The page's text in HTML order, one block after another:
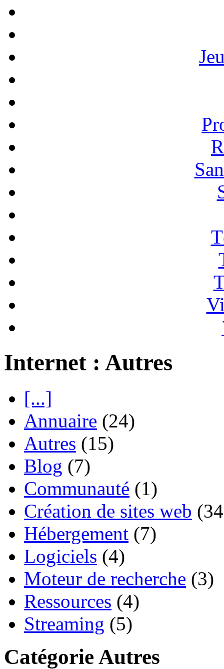
Internet : Autres
[...]
Annuaire (24)
Autres (15)
Blog (7)
Communauté (1)
Création de sites web
Hébergement (7)
Logiciels (4)
Moteur de recherche (3)
Ressources (4)
Streaming (5)
Catégorie Autres